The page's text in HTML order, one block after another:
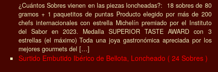
¿Cuántos Sobres vienen en las piezas loncheadas?: 18 sobres de 80
gramos + 1 paquetitos de puntas Producto elegido por más de 200
chefs internacionales con estrella Michelín premiado por el Instituto
del Sabor en 2023. Medalla SUPERIOR TASTE AWARD con 3
estrellas (el máximo) Toda una joya gastronómica apreciada por los
mejores gourmets del […]
Surtido Embutido Ibérico de Bellota, Loncheado ( 24 Sobres )